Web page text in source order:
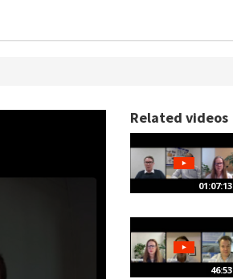
Related videos
01:07:13
46:53